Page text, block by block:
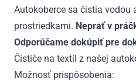
Autokoberce sa čistia vodou
prostriedkami. Neprať v
Odporúčame dokúpiť pre
Čističe na textil z našej
Možnosť prispôsobenia: